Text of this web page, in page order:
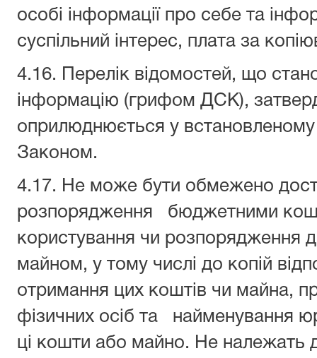
особі інформації про себе та
суспільний інтерес, плата за
4.16. Перелік відомостей, що
інформацію (грифом ДСК),
оприлюднюється у
Законом.
4.17. Не може бути обмежено
розпорядження бюджетними
користування чи розпорядження
майном, у тому числі до копій
отримання цих коштів чи майна,
фізичних осіб та найменування
ці кошти або майно. Не належать